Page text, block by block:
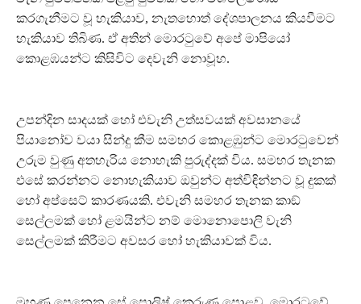
කරගැනීමට වූ හැකියාව, නැතහොත් දේශපාලනය කියවීමට
හැකියාව තිබිණ. ඒ අතින් මොරටුවේ අපේ මාපියෝ
කොළඹයන්ට කිසිවිට දෙවැනි නොවූහ.
උපන්දින සාදයක් හෝ එවැනි උත්සවයක් අවසානයේ
පියානෝව වයා සින්දු කීම සමහර කොළඹුන්ට මොරටුවෙන්
උරුම වුණු අතහැරිය නොහැකි පුරුද්දක් විය. සමහර තැනක
එසේ කරන්නට නොහැකියාව ඔවුන්ට අත්විඳින්නට වූ දුකක්
හෝ අප්සෙට් කාරණයකි. එවැනි සමහර තැනක කාඞ්
සෙල්ලමක් හෝ ළමයින්ට නම් මොනොපොලි වැනි
සෙල්ලමක් කිරීමට අවසර හෝ හැකියාවක් විය.